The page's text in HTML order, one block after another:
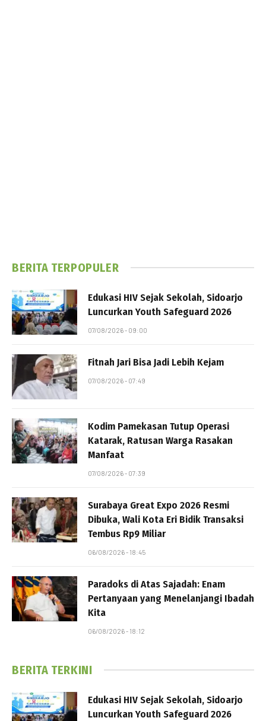
BERITA TERPOPULER
Edukasi HIV Sejak Sekolah, Sidoarjo
Luncurkan Youth Safeguard 2026
07/08/2026 - 09:00
Fitnah Jari Bisa Jadi Lebih Kejam
07/08/2026 - 07:49
Kodim Pamekasan Tutup Operasi
Katarak, Ratusan Warga Rasakan
Manfaat
07/08/2026 - 07:39
Surabaya Great Expo 2026 Resmi
Dibuka, Wali Kota Eri Bidik Transaksi
Tembus Rp9 Miliar
06/08/2026 - 18:45
Paradoks di Atas Sajadah: Enam
Pertanyaan yang Menelanjangi Ibadah
Kita
06/08/2026 - 18:12
BERITA TERKINI
Edukasi HIV Sejak Sekolah, Sidoarjo
Luncurkan Youth Safeguard 2026